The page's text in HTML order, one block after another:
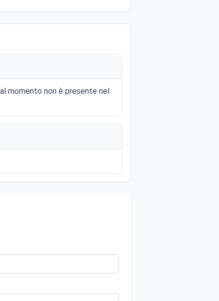
momento non è presente nel